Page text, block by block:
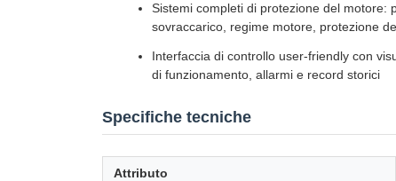
Sistemi completi di protezione del motore:
sovraccarico, regime motore, protezione
Interfaccia di controllo user-friendly con
di funzionamento, allarmi e record storici
Specifiche tecniche
Attributo